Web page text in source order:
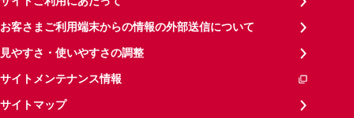
お客さまご利用端末からの情報の外部送信について
見やすさ・使いやすさの調整
サイトメンテナンス情報
サイトマップ